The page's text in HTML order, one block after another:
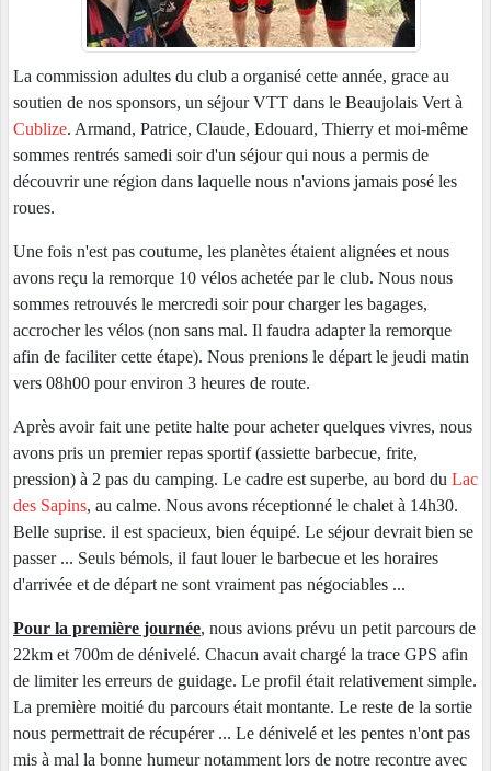
La commission adultes du club a organisé cette année, grace au
soutien de nos sponsors, un séjour VTT dans le Beaujolais Vert à
Cublize. Armand, Patrice, Claude, Edouard, Thierry et moi-même
sommes rentrés samedi soir d'un séjour qui nous a permis de
découvrir une région dans laquelle nous n'avions jamais posé les
roues.
Une fois n'est pas coutume, les planètes étaient alignées et nous
avons reçu la remorque 10 vélos achetée par le club. Nous nous
sommes retrouvés le mercredi soir pour charger les bagages,
accrocher les vélos (non sans mal. Il faudra adapter la remorque
afin de faciliter cette étape). Nous prenions le départ le jeudi matin
vers 08h00 pour environ 3 heures de route.
Après avoir fait une petite halte pour acheter quelques vivres, nous
avons pris un premier repas sportif (assiette barbecue, frite,
pression) à 2 pas du camping. Le cadre est superbe, au bord du Lac
des Sapins, au calme. Nous avons réceptionné le chalet à 14h30.
Belle suprise. il est spacieux, bien équipé. Le séjour devrait bien se
passer ... Seuls bémols, il faut louer le barbecue et les horaires
d'arrivée et de départ ne sont vraiment pas négociables ...
Pour la première journée, nous avions prévu un petit parcours de
22km et 700m de dénivelé. Chacun avait chargé la trace GPS afin
de limiter les erreurs de guidage. Le profil était relativement simple.
La première moitié du parcours était montante. Le reste de la sortie
nous permettrait de récupérer ... Le dénivelé et les pentes n'ont pas
mis à mal la bonne humeur notamment lors de notre recontre avec